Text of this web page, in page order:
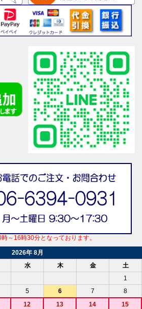
～16時30分となっております。
2026年 8月
水 木 金
土
1
5 6 7
8
12 13 14
15